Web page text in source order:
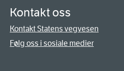
Kontakt oss
Kontakt Statens vegvesen
Følg oss i sosiale medier